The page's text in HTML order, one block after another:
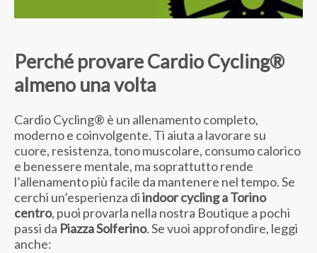
Perché provare Cardio Cycling®
almeno una volta
Cardio Cycling® è un allenamento completo,
moderno e coinvolgente. Ti aiuta a lavorare su
cuore, resistenza, tono muscolare, consumo calorico
e benessere mentale, ma soprattutto rende
l’allenamento più facile da mantenere nel tempo. Se
cerchi un’esperienza diindoor cycling a Torino
centro, puoi provarla nella nostra Boutique a pochi
passi da Piazza Solferino. Se vuoi approfondire, leggi
anche: